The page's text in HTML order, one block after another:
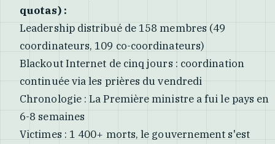
quotas) :
Leadership distribué de 158 membres (49
coordinateurs, 109 co-coordinateurs)
Blackout Internet de cinq jours : coordination
continuée via les prières du vendredi
Chronologie : La Première ministre a fui le pays en
6-8 semaines
Victimes : 1 400+ morts, le gouvernement s'est